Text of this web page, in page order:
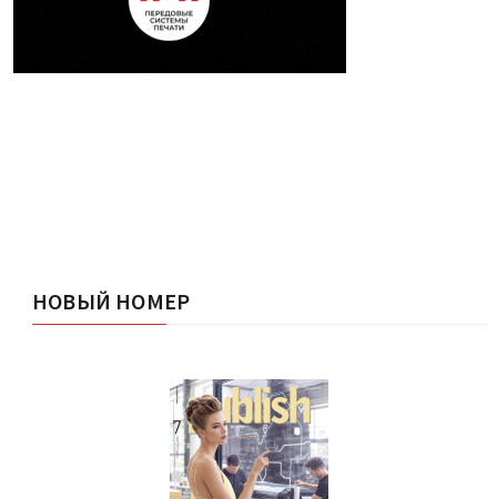
НОВЫЙ НОМЕР